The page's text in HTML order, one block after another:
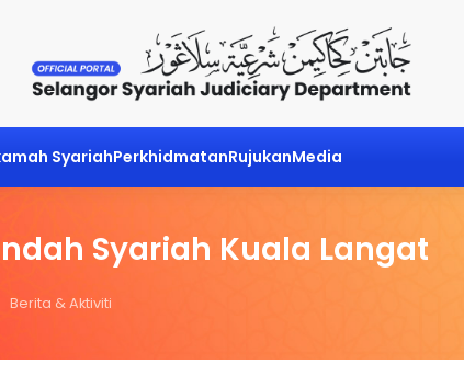
SyariahPerkhidmatanRujukanMedia
Syariah Kuala Langat
Berita & Aktiviti